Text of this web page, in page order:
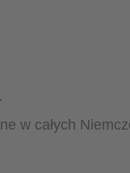
w całych